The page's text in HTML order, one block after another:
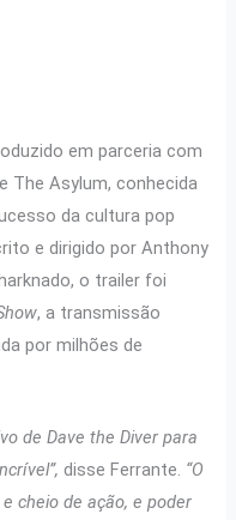
em parceria com
The Asylum, conhecida
da cultura pop
e dirigido por Anthony
o trailer foi
, a transmissão
por milhões de
de Dave the Diver para
disse Ferrante. “O
cheio de ação, e poder